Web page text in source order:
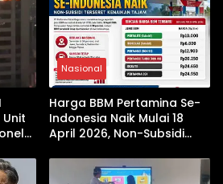
Nasional
Harga BBM Pertamina Se-
Indonesia Naik Mulai 18
April 2026, Non-Subsidi